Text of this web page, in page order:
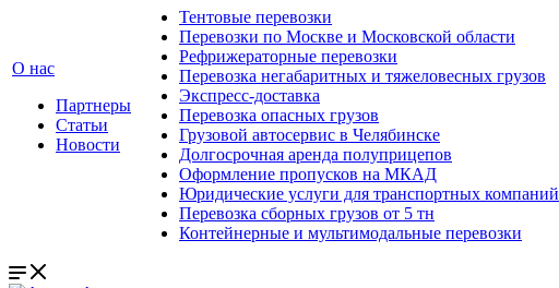
О нас
Партнеры
Статьи
Новости
Тентовые перевозки
Перевозки по Москве и Московской области
Рефрижераторные перевозки
Перевозка негабаритных и тяжеловесных грузов
Экспресс-доставка
Перевозка опасных грузов
Грузовой автосервис в Челябинске
Долгосрочная аренда полуприцепов
Оформление пропусков на МКАД
Юридические услуги для транспортных компаний
Перевозка сборных грузов от 5 тн
Контейнерные и мультимодальные перевозки